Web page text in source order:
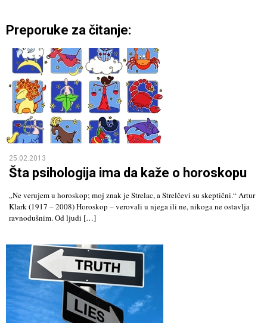
Preporuke za čitanje:
25.02.2013
Šta psihologija ima da kaže o horoskopu
„Ne verujem u horoskop; moj znak je Strelac, a Strelčevi su skeptični.“ Artur
Klark (1917 – 2008) Horoskop – verovali u njega ili ne, nikoga ne ostavlja
ravnodušnim. Od ljudi […]